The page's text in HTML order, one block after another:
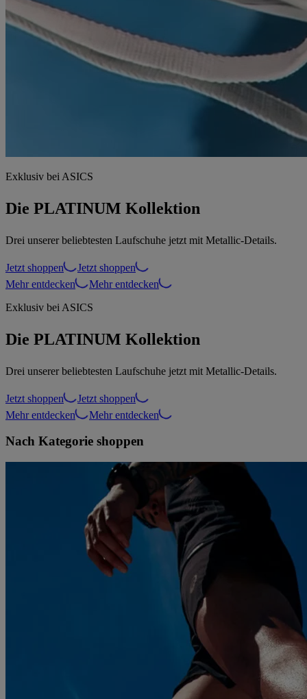
Exklusiv bei ASICS
Die PLATINUM Kollektion
Drei unserer beliebtesten Laufschuhe jetzt mit Metallic-Details.
Jetzt shoppen
Jetzt shoppen
Mehr entdecken
Mehr entdecken
Exklusiv bei ASICS
Die PLATINUM Kollektion
Drei unserer beliebtesten Laufschuhe jetzt mit Metallic-Details.
Jetzt shoppen
Jetzt shoppen
Mehr entdecken
Mehr entdecken
Nach Kategorie shoppen